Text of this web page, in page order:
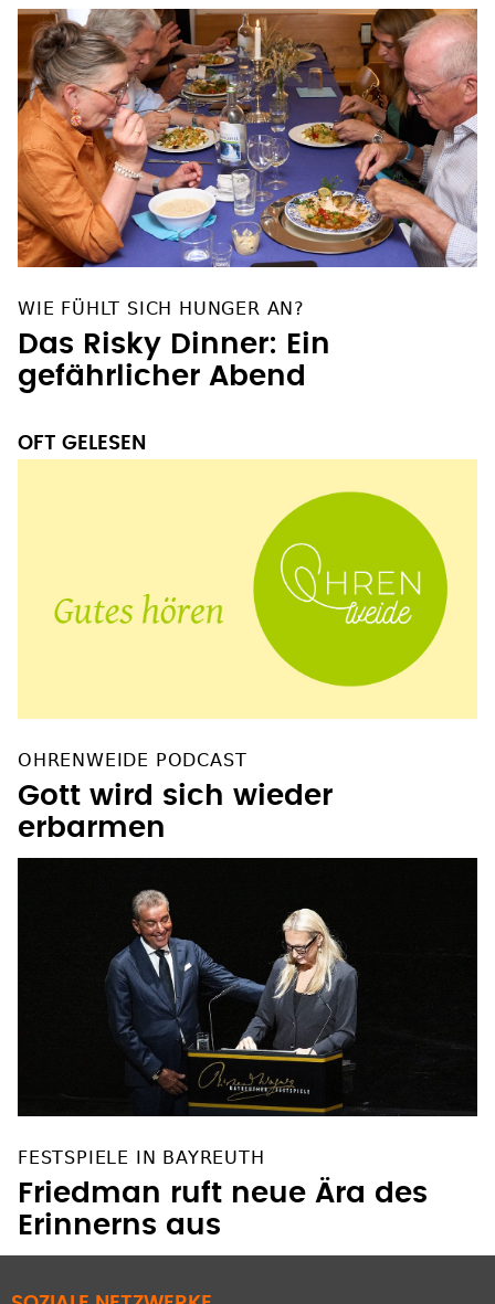
WIE FÜHLT SICH HUNGER AN?
Das Risky Dinner: Ein
gefährlicher Abend
OFT GELESEN
OHRENWEIDE PODCAST
Gott wird sich wieder
erbarmen
FESTSPIELE IN BAYREUTH
Friedman ruft neue Ära des
Erinnerns aus